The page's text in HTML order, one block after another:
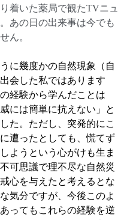
着いた薬局で観たTVニュ
あの日の出来事は今でも
ん。
に幾度かの自然現象（自
会した私ではあります
経験から学んだことは
威には簡単に抗えない」と
た。ただし、突発的にこ
遭ったとしても、慌てず
ようという心がけも生ま
可思議で理不尽な自然災
心を与えたと考えるとな
気分ですが、今後このよ
ってもこれらの経験を逆